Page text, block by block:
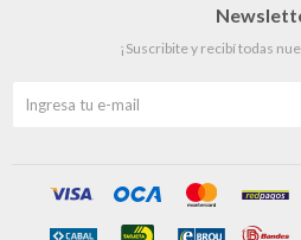
¡Suscribite y recibí todas